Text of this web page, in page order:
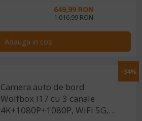
649,99 RON
1.016,99 RON
Adauga in cos
-34%
Camera auto de bord
Wolfbox i17 cu 3 canale
4K+1080P+1080P, WiFi 5G,